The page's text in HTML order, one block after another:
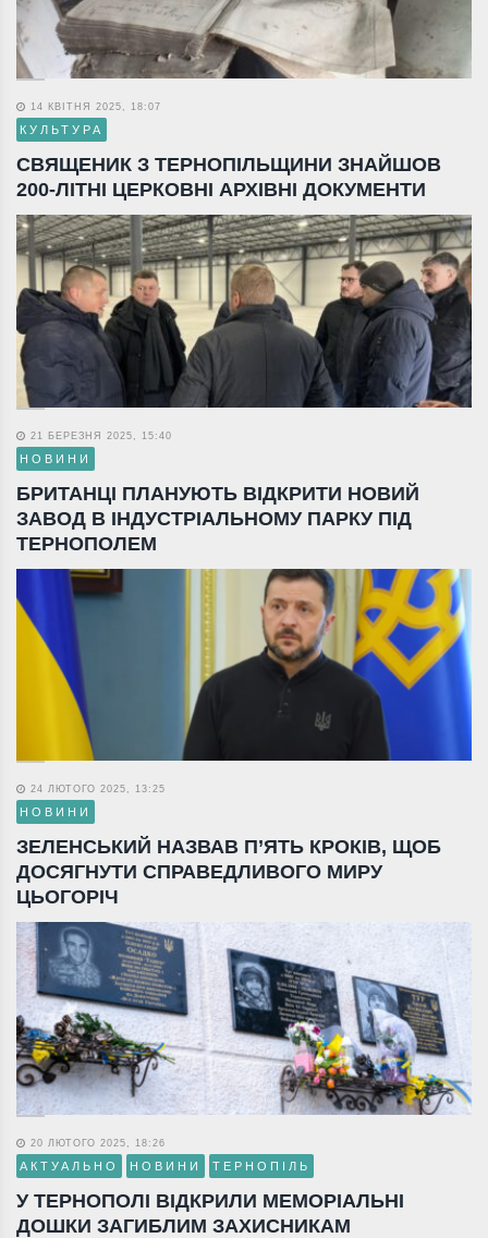
14 КВІТНЯ 2025, 18:07
КУЛЬТУРА
СВЯЩЕНИК З ТЕРНОПІЛЬЩИНИ ЗНАЙШОВ
200-ЛІТНІ ЦЕРКОВНІ АРХІВНІ ДОКУМЕНТИ
21 БЕРЕЗНЯ 2025, 15:40
НОВИНИ
БРИТАНЦІ ПЛАНУЮТЬ ВІДКРИТИ НОВИЙ
ЗАВОД В ІНДУСТРІАЛЬНОМУ ПАРКУ ПІД
ТЕРНОПОЛЕМ
24 ЛЮТОГО 2025, 13:25
НОВИНИ
ЗЕЛЕНСЬКИЙ НАЗВАВ П’ЯТЬ КРОКІВ, ЩОБ
ДОСЯГНУТИ СПРАВЕДЛИВОГО МИРУ
ЦЬОГОРІЧ
20 ЛЮТОГО 2025, 18:26
АКТУАЛЬНО НОВИНИ ТЕРНОПІЛЬ
У ТЕРНОПОЛІ ВІДКРИЛИ МЕМОРІАЛЬНІ
ДОШКИ ЗАГИБЛИМ ЗАХИСНИКАМ